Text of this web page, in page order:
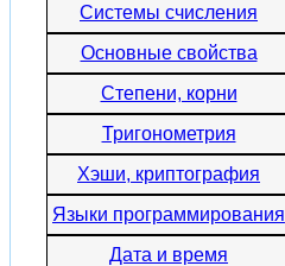
Системы счисления
Основные свойства
Степени, корни
Тригонометрия
Хэши, криптография
Языки программирования
Дата и время